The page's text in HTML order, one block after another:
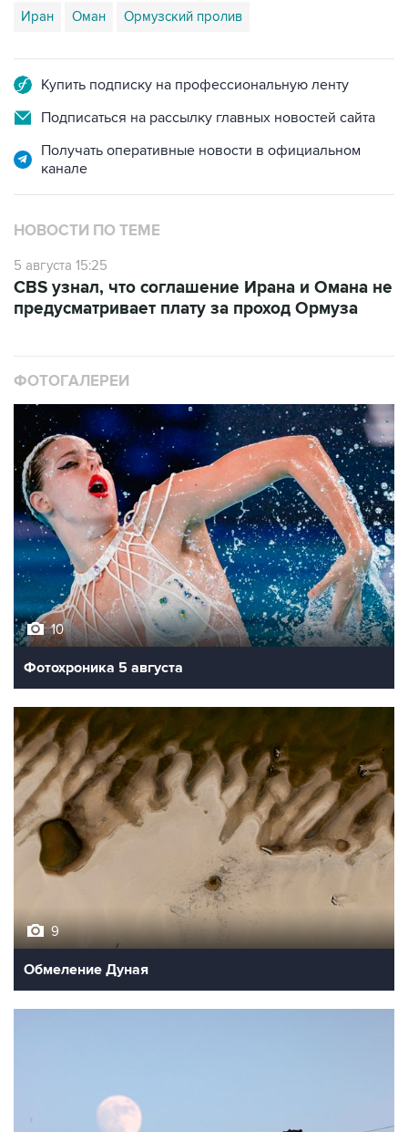
Иран Оман Ормузский пролив
Купить подписку на профессиональную ленту
Подписаться на рассылку главных новостей сайта
Получать оперативные новости в официальном
канале
НОВОСТИ ПО ТЕМЕ
5 августа 15:25
CBS узнал, что соглашение Ирана и Омана не
предусматривает плату за проход Ормуза
ФОТОГАЛЕРЕИ
10
Фотохроника 5 августа
9
Обмеление Дуная